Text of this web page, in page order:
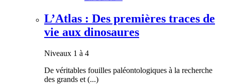
L’Atlas : Des premières traces de
vie aux dinosaures
Niveaux 1 à 4
De véritables fouilles paléontologiques à la recherche
des grands et (...)